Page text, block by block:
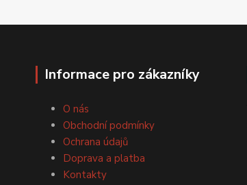
Informace pro zákazníky
O nás
Obchodní podmínky
Ochrana údajů
Doprava a platba
Kontakty